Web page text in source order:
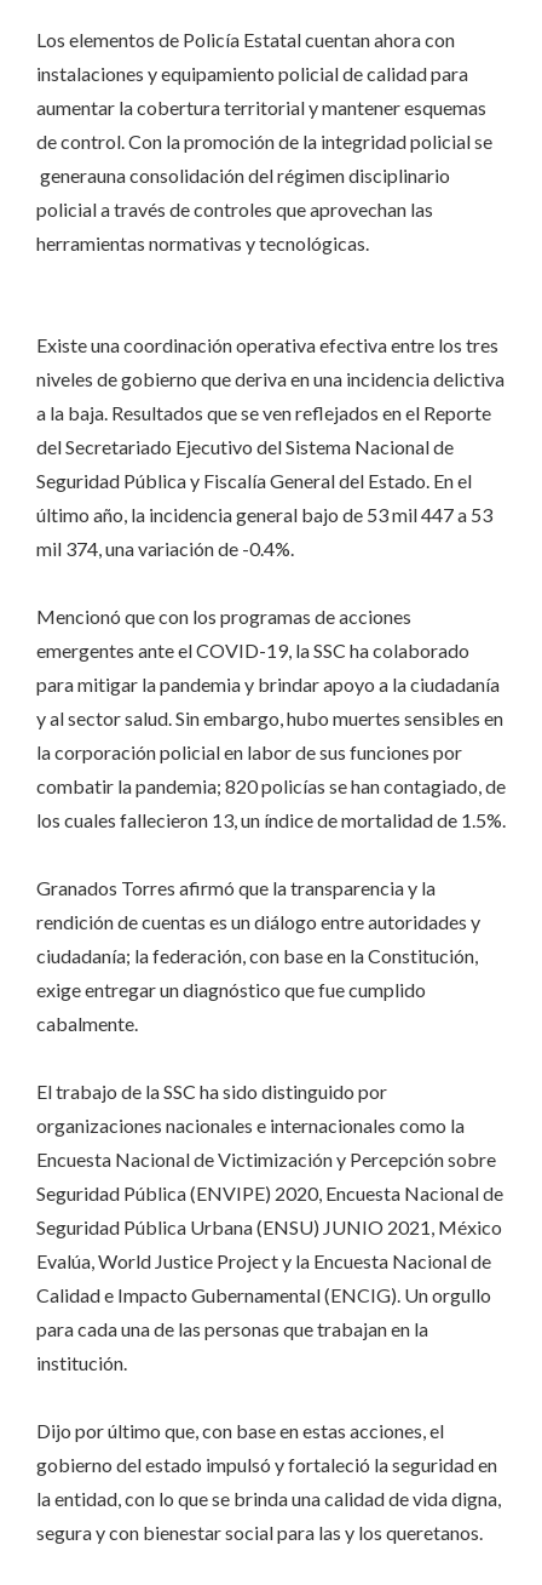
Los elementos de Policía Estatal cuentan ahora con
instalaciones y equipamiento policial de calidad para
aumentar la cobertura territorial y mantener esquemas
de control. Con la promoción de la integridad policial se
generauna consolidación del régimen disciplinario
policial a través de controles que aprovechan las
herramientas normativas y tecnológicas.
Existe una coordinación operativa efectiva entre los tres
niveles de gobierno que deriva en una incidencia delictiva
a la baja. Resultados que se ven reflejados en el Reporte
del Secretariado Ejecutivo del Sistema Nacional de
Seguridad Pública y Fiscalía General del Estado. En el
último año, la incidencia general bajo de 53 mil 447 a 53
mil 374, una variación de -0.4%.
Mencionó que con los programas de acciones
emergentes ante el COVID-19, la SSC ha colaborado
para mitigar la pandemia y brindar apoyo a la ciudadanía
y al sector salud. Sin embargo, hubo muertes sensibles en
la corporación policial en labor de sus funciones por
combatir la pandemia; 820 policías se han contagiado, de
los cuales fallecieron 13, un índice de mortalidad de 1.5%.
Granados Torres afirmó que la transparencia y la
rendición de cuentas es un diálogo entre autoridades y
ciudadanía; la federación, con base en la Constitución,
exige entregar un diagnóstico que fue cumplido
cabalmente.
El trabajo de la SSC ha sido distinguido por
organizaciones nacionales e internacionales como la
Encuesta Nacional de Victimización y Percepción sobre
Seguridad Pública (ENVIPE) 2020, Encuesta Nacional de
Seguridad Pública Urbana (ENSU) JUNIO 2021, México
Evalúa, World Justice Project y la Encuesta Nacional de
Calidad e Impacto Gubernamental (ENCIG). Un orgullo
para cada una de las personas que trabajan en la
institución.
Dijo por último que, con base en estas acciones, el
gobierno del estado impulsó y fortaleció la seguridad en
la entidad, con lo que se brinda una calidad de vida digna,
segura y con bienestar social para las y los queretanos.